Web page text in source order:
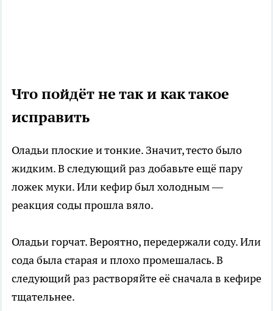
Что пойдёт не так и как такое
исправить
Оладьи плоские и тонкие. Значит, тесто было
жидким. В следующий раз добавьте ещё пару
ложек муки. Или кефир был холодным —
реакция соды прошла вяло.
Оладьи горчат. Вероятно, передержали соду. Или
сода была старая и плохо промешалась. В
следующий раз растворяйте её сначала в кефире
тщательнее.